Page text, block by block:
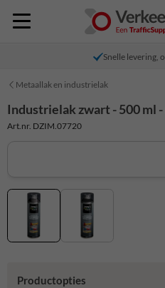
Snelle levering,
Metaallak en industrielak
Industrielak zwart - 500 ml
Art.nr. DZIM.07720
Productopties